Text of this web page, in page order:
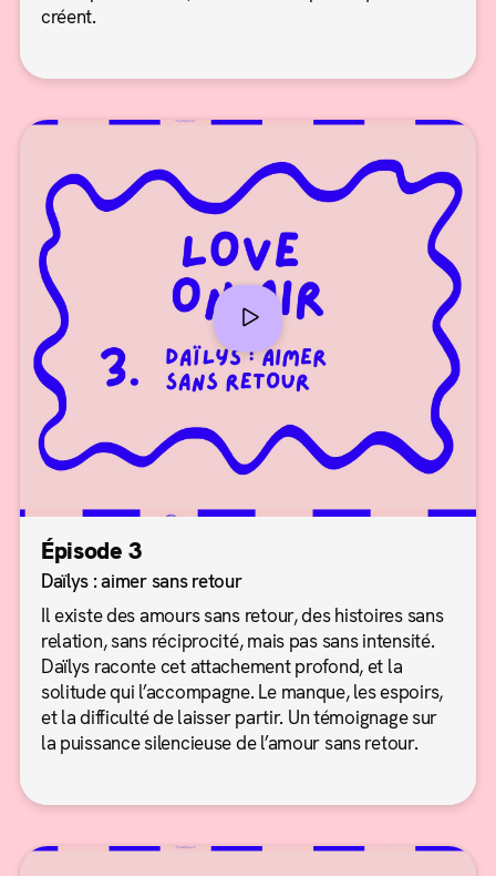
créent.
Épisode 3
Daïlys : aimer sans retour
Il existe des amours sans retour, des histoires sans
relation, sans réciprocité, mais pas sans intensité.
Daïlys raconte cet attachement profond, et la
solitude qui l’accompagne. Le manque, les espoirs,
et la difficulté de laisser partir. Un témoignage sur
la puissance silencieuse de l’amour sans retour.